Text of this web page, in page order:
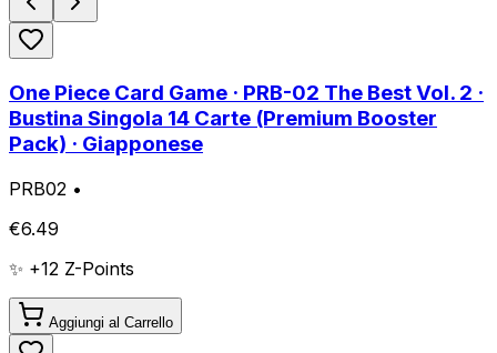
One Piece Card Game · PRB-02 The Best Vol. 2 ·
Bustina Singola 14 Carte (Premium Booster
Pack) · Giapponese
PRB02 •
€6.49
✨ +12 Z-Points
Aggiungi al Carrello